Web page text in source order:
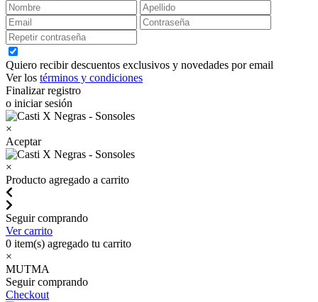
Quiero recibir descuentos exclusivos y novedades por email
Ver los términos y condiciones
Finalizar registro
o iniciar sesión
×
Aceptar
×
Producto agregado a carrito
Seguir comprando
Ver carrito
0 item(s) agregado tu carrito
×
MUTMA
Seguir comprando
Checkout